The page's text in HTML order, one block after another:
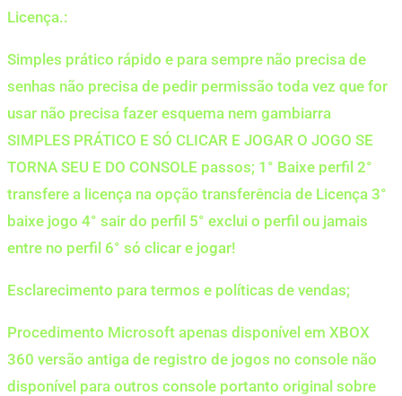
Licença.:
Simples prático rápido e para sempre não precisa de
senhas não precisa de pedir permissão toda vez que for
usar não precisa fazer esquema nem gambiarra
SIMPLES PRÁTICO E SÓ CLICAR E JOGAR O JOGO SE
TORNA SEU E DO CONSOLE passos; 1° Baixe perfil 2°
transfere a licença na opção transferência de Licença 3°
baixe jogo 4° sair do perfil 5° exclui o perfil ou jamais
entre no perfil 6° só clicar e jogar!
Esclarecimento para termos e políticas de vendas;
Procedimento Microsoft apenas disponível em XBOX
360 versão antiga de registro de jogos no console não
disponível para outros console portanto original sobre